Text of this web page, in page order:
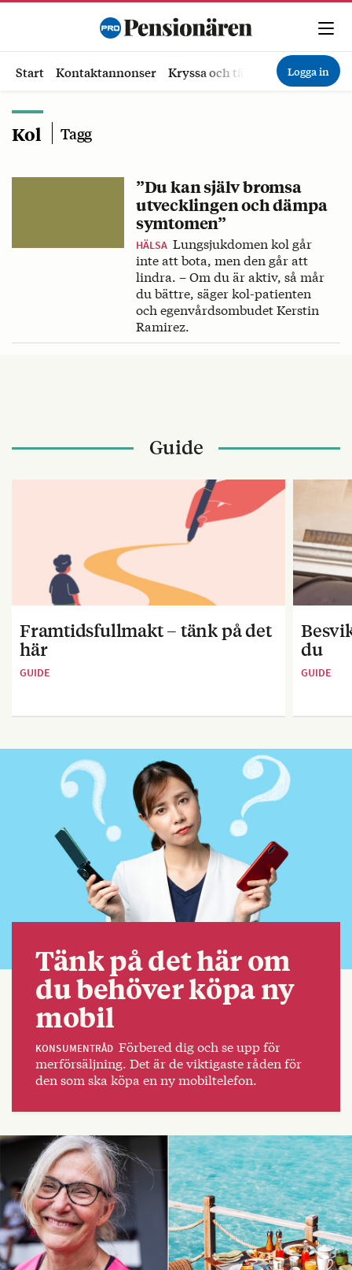
Start Kontaktannonser Kryssa och tävla Ekonomi
Logga in
Kol Tagg
”Du kan själv bromsa
utvecklingen och dämpa
symtomen”
HÄLSA Lungsjukdomen kol går
inte att bota, men den går att
lindra. – Om du är aktiv, så mår
du bättre, säger kol-patienten
och egenvårdsombudet Kerstin
Ramirez.
Guide
Framtidsfullmakt – tänk på det
här
GUIDE
du
GUIDE
Tänk på det här om
du behöver köpa ny
mobil
KONSUMENTRÅD Förbered dig och se upp för
merförsäljning. Det är de viktigaste råden för
den som ska köpa en ny mobiltelefon.